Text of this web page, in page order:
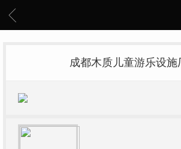
成都木质儿童游乐设施